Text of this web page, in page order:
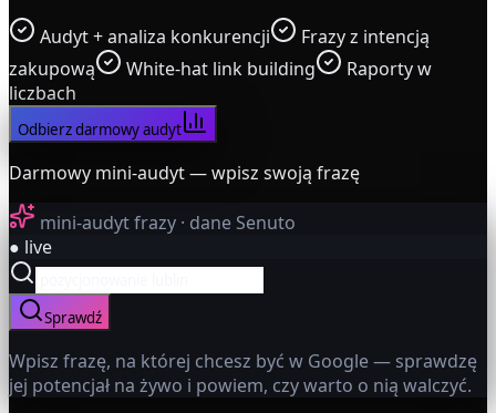
Audyt + analiza konkurencji
Frazy z intencją
zakupową
White-hat link building
Raporty w
liczbach
Odbierz darmowy audyt
Darmowy mini-audyt — wpisz swoją frazę
mini-audyt frazy · dane Senuto
● live
Sprawdź
Wpisz frazę, na której chcesz być w Google — sprawdzę
jej potencjał na żywo i powiem, czy warto o nią walczyć.